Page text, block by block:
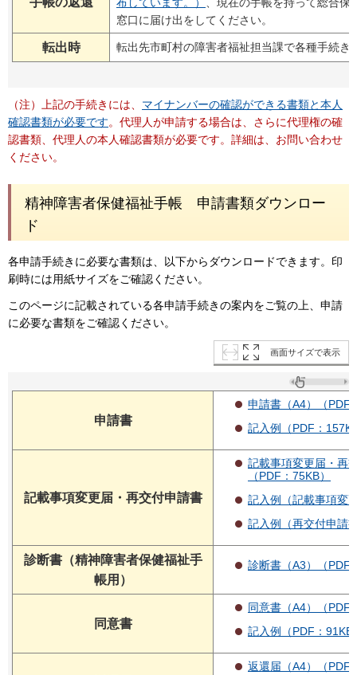
布しています。） 、現在の手帳を持って総合保
窓口に届け出をしてください。
転出時 転出先市町村の障害者福祉担当課で各種手続き
（注）上記の手続きには、 マイナンバーの確認ができる書類と本人
確認書類が必要です。代理人が申請する場合は、さらに代理権の確
認書類、代理人の本人確認書類が必要です。詳細は、お問い合わせ
ください。
精神障害者保健福祉手帳 申請書類ダウンロー
ド
各申請手続きに必要な書類は、以下からダウンロードできます。印
刷時には用紙サイズをご確認ください。
このページに記載されている各申請手続きの案内をご覧の上、申請
に必要な書類をご確認ください。
画面サイズで表示
申請書
申請書（A4）（PDF
記入例（PDF：
記載事項変更届・再交付申請書
記載事項変更届・再
（PDF：75KB）
記入例（記載事項変
記入例（再交付申請
診断書（精神障害者保健福祉手
帳用）
診断書（A3）（PDF
同意書
同意書（A4）（PDF
記入例（PDF：91KB
返還届（A4）（PDF